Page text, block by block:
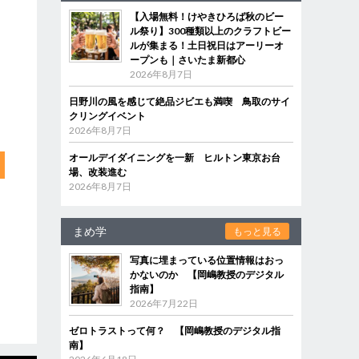
【入場無料！けやきひろば秋のビー
ル祭り】300種類以上のクラフトビー
ルが集まる！土日祝日はアーリーオ
ープンも｜さいたま新都心
2026年8月7日
日野川の風を感じて絶品ジビエも満喫 鳥取のサイ
クリングイベント
2026年8月7日
オールデイダイニングを一新 ヒルトン東京お台
場、改装進む
2026年8月7日
まめ学 もっと見る
写真に埋まっている位置情報はおっ
かないのか 【岡嶋教授のデジタル
指南】
2026年7月22日
ゼロトラストって何？ 【岡嶋教授のデジタル指
南】